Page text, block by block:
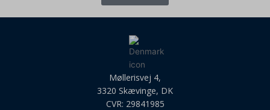
Møllerisvej 4,
3320 Skævinge, DK
CVR: 29841985